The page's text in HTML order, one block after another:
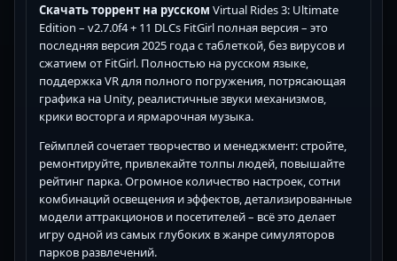
Скачать торрент на русском Virtual Rides 3: Ultimate
Edition – v2.7.0f4 + 11 DLCs FitGirl полная версия – это
последняя версия 2025 года с таблеткой, без вирусов и
сжатием от FitGirl. Полностью на русском языке,
поддержка VR для полного погружения, потрясающая
графика на Unity, реалистичные звуки механизмов,
крики восторга и ярмарочная музыка.
Геймплей сочетает творчество и менеджмент: стройте,
ремонтируйте, привлекайте толпы людей, повышайте
рейтинг парка. Огромное количество настроек, сотни
комбинаций освещения и эффектов, детализированные
модели аттракционов и посетителей – всё это делает
игру одной из самых глубоких в жанре симуляторов
парков развлечений.